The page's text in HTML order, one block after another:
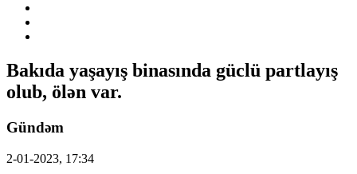
Bakıda yaşayış binasında güclü partlayış
olub, ölən var.
Gündəm
2-01-2023, 17:34